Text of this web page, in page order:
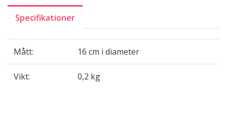
Specifikationer
Mått: 16 cm i diameter
Vikt: 0,2 kg